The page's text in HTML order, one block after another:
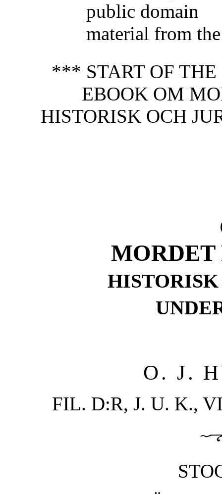
public domain
material from
*** START OF THE
EBOOK OM
HISTORISK OCH
O. J.
FIL. D:R, J. U. K.,